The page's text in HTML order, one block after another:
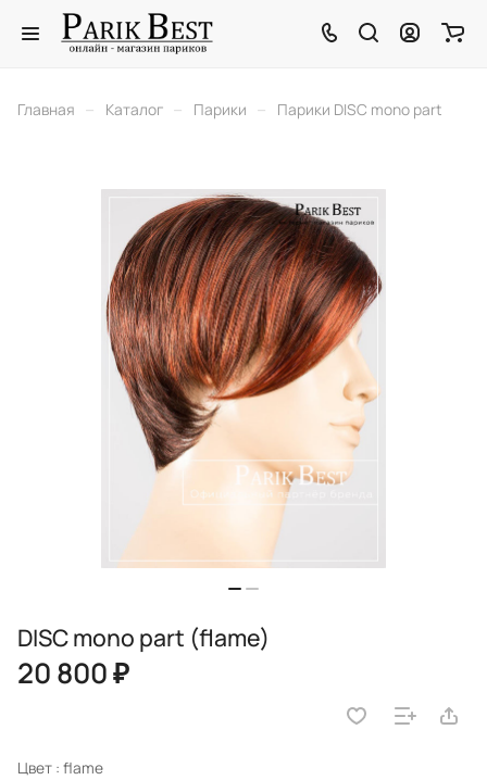
Главная – Каталог – Парики – Парики DISC mono part
DISC mono part (flame)
20 800 ₽
Цвет : flame